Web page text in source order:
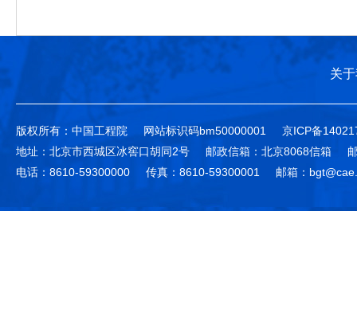
关
版权所有：中国工程院 网站标识码bm50000001
京ICP备
地址：北京市西城区冰窖口胡同2号
邮政信箱：北京8068信箱
电话：8610-59300000
传真：8610-59300001 邮箱：